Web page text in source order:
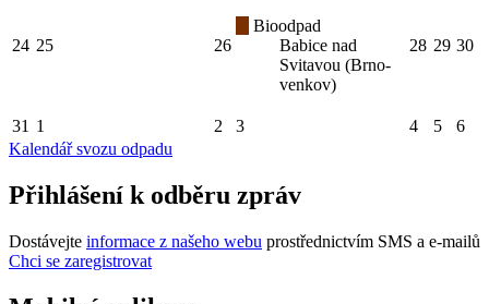
24 25 26
Bioodpad
Babice nad
Svitavou (Brno-
venkov)
28 29 30
31 1 2 3 4 5
6
Kalendář svozu odpadu
Přihlášení k odběru zpráv
Dostávejte informace z našeho webu prostřednictvím SMS a e-mailů
Chci se zaregistrovat